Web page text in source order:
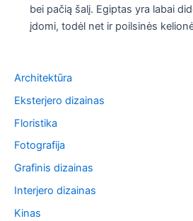
bei pačią šalį. Egiptas yra labai
įdomi, todėl net ir poilsinės
Architektūra
Eksterjero dizainas
Floristika
Fotografija
Grafinis dizainas
Interjero dizainas
Kinas